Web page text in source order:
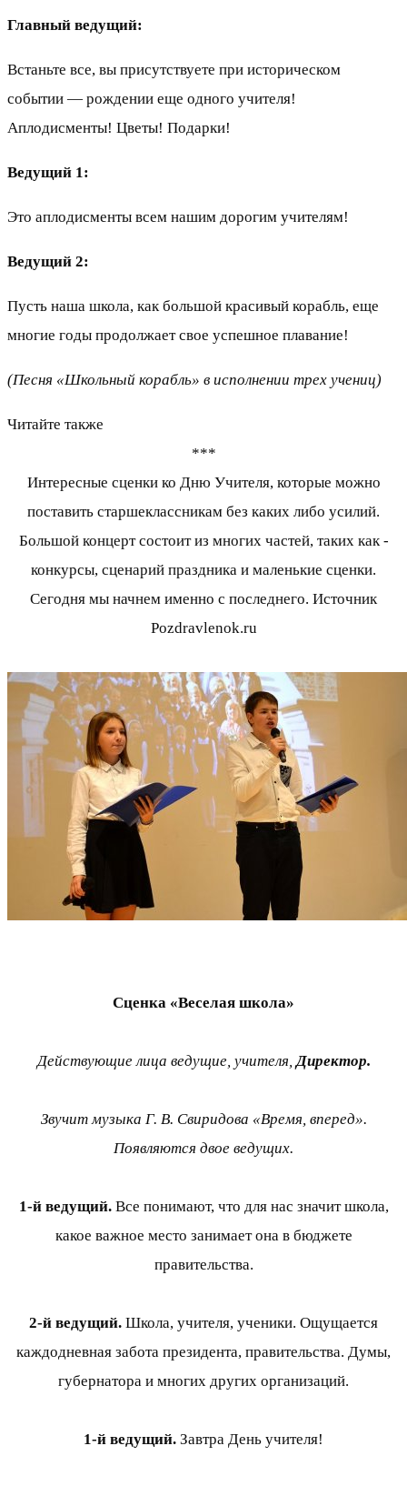
Главный ведущий:
Встаньте все, вы присутствуете при историческом
событии — рождении еще одного учителя!
Аплодисменты! Цветы! Подарки!
Ведущий 1:
Это аплодисменты всем нашим дорогим учителям!
Ведущий 2:
Пусть наша школа, как большой красивый корабль, еще
многие годы продолжает свое успешное плавание!
(Песня «Школьный корабль» в исполнении трех учениц)
Читайте также
***
Интересные сценки ко Дню Учителя, которые можно
поставить старшеклассникам без каких либо усилий.
Большой концерт состоит из многих частей, таких как -
конкурсы, сценарий праздника и маленькие сценки.
Сегодня мы начнем именно с последнего. Источник
Pozdravlenok.ru
Сценка «Веселая школа»
Действующие лица ведущие, учителя,Директор.
Звучит музыка Г. В. Свиридова «Время, вперед».
Появляются двое ведущих.
1-й ведущий.Все понимают, что для нас значит школа,
какое важное место занимает она в бюджете
правительства.
2-й ведущий. Школа, учителя, ученики. Ощущается
каждодневная забота президента, правительства. Думы,
губернатора и многих других организаций.
1-й ведущий. Завтра День учителя!